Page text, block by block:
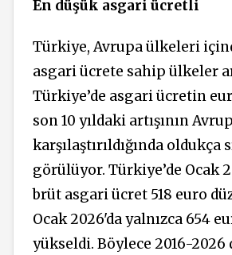
En düşük asgari ücretli
Türkiye, Avrupa ülkeleri
asgari ücrete sahip ülkeler
Türkiye’de asgari ücretin
son 10 yıldaki artışının
karşılaştırıldığında oldukça
görülüyor. Türkiye’de Ocak
brüt asgari ücret 518 euro
Ocak 2026'da yalnızca 654
yükseldi. Böylece 2016-